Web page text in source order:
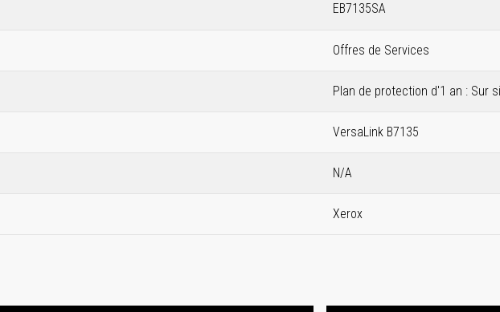
EB7135SA
Offres de Services
Plan de protection d'1 an : Sur
VersaLink B7135
N/A
Xerox